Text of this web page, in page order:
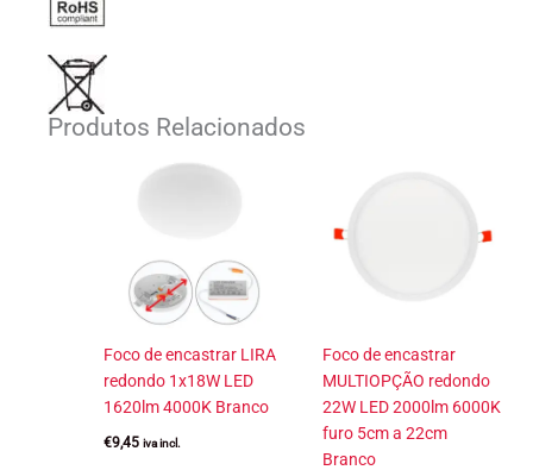
Produtos Relacionados
Foco de encastrar LIRA
redondo 1x18W LED
1620lm 4000K Branco
€9,45 iva incl.
Foco de encastrar
MULTIOPÇÃO redondo
22W LED 2000lm 6000K
furo 5cm a 22cm
Branco